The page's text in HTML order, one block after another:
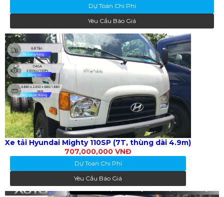
Dự Toán Chi Phí
Yêu Cầu Báo Giá
Xe tải Hyundai Mighty 110SP (7T, thùng dài 4.9m)
707,000,000 VNĐ
Dự Toán Chi Phí
Yêu Cầu Báo Giá